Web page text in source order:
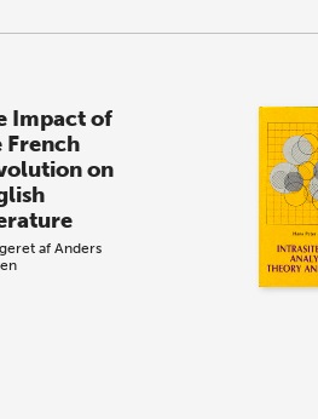
Impact of
French
on
af Anders